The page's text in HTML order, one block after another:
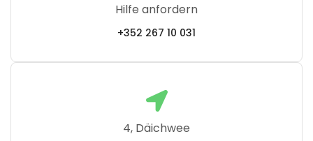
Hilfe anfordern
+352 267 10 031
4, Däichwee